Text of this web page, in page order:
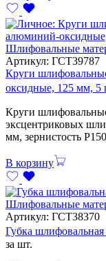
Шлифовальные
Артикул: ГСТ39787
Круги
оксидные, 125 мм, 5
Круги
эксцентриковых
мм, зернистость
В корзину
Шлифовальные
Артикул: ГСТ38370
Губка
за шт.